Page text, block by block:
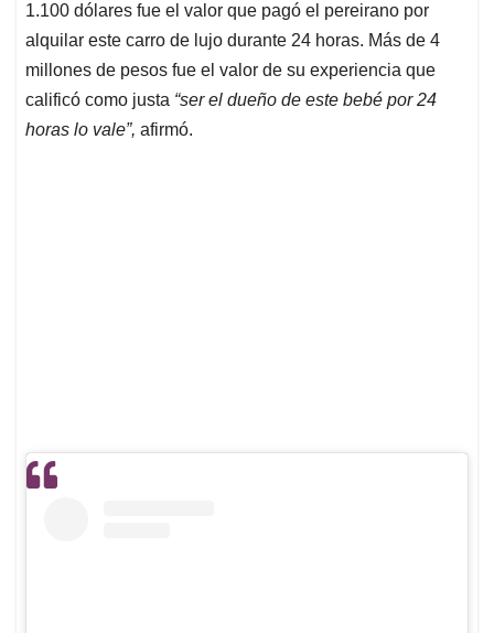
1.100 dólares fue el valor que pagó el pereirano por
alquilar este carro de lujo durante 24 horas. Más de 4
millones de pesos fue el valor de su experiencia que
calificó como justa “ser el dueño de este bebé por 24
horas lo vale”, afirmó.